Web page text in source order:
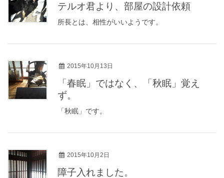
テルオ君より、部屋の設計依頼
所長とは、相性がいいようです。
2015年10月13日
「春眠」ではなく、「秋眠」覚え
ず。
「秋眠」です。
2015年10月2日
障子入れました。